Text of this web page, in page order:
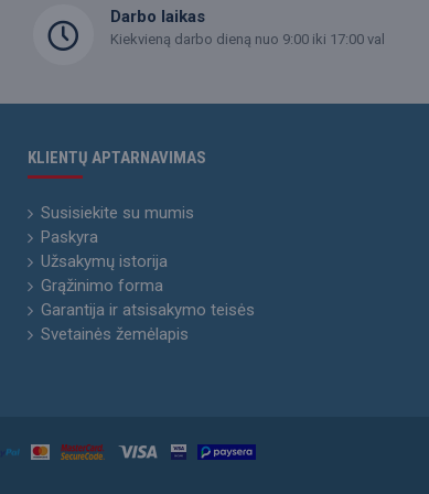
Darbo laikas
Kiekvieną darbo dieną nuo 9:00 iki 17:00 val
KLIENTŲ APTARNAVIMAS
Susisiekite su mumis
Paskyra
Užsakymų istorija
Grąžinimo forma
Garantija ir atsisakymo teisės
Svetainės žemėlapis